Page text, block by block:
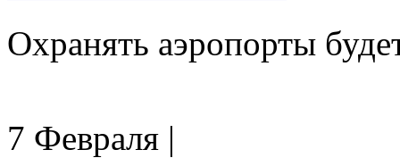
Охранять аэропорты
7 Февраля |